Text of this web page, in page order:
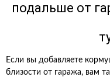
подальше от
Если вы добавляете
близости от гаража, вам